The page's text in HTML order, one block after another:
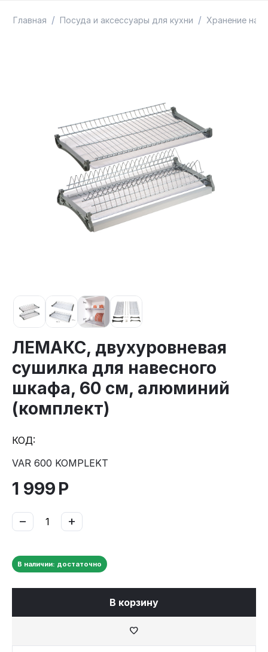
Главная / Посуда и аксессуары для кухни / Хранение на
ЛЕМАКС, двухуровневая
сушилка для навесного
шкафа, 60 см, алюминий
(комплект)
КОД:
VAR 600 KOMPLEKT
1 999 Р
+
−
В наличии: достаточно
В корзину